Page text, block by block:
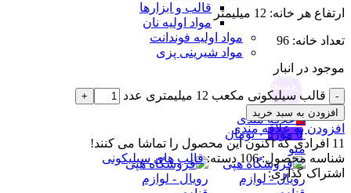
قالب و ابزارها
مواد اولیه نان
مواد اولیه فوندانت
مواد شیرینی پزی
0 علاقه مندی
0 مورد ۰ تومان
منو
ارتفاع هر خانه: 12 میلیمتر
تعداد خانه: 96
موجود در انبار
قالب سیلیکونی مکعب 12 میلیمتری عدد
افزودن به سبد خرید
افزودن به علاقه مندی
11 افرادی که اکنون این محصول را تماشا می کنند!
شناسه محصول:106 دسته: قالب های سیلیکونی
اشتراک گذاری: